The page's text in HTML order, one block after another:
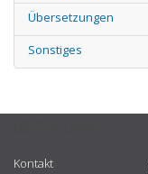
Übersetzungen
Sonstiges
Kontakt